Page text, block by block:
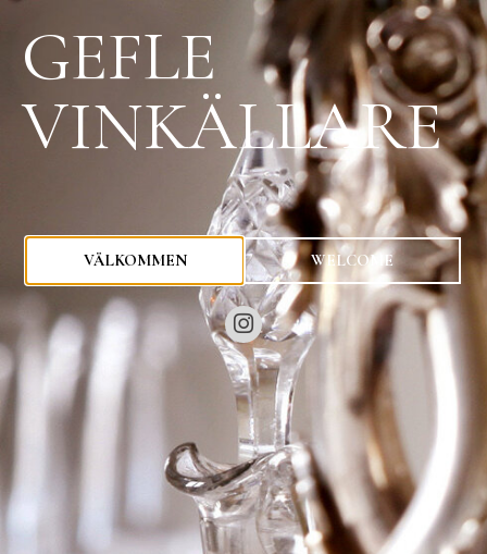
kr
GEFLE
VINKÄLLARE
VÄLKOMMEN WELCOME